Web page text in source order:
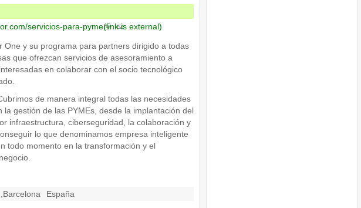
servicios-para-pyme(link is external)
One y su programa para partners dirigido a todas
que ofrezcan servicios de asesoramiento a
en colaborar con el socio tecnológico
de manera integral todas las necesidades
la gestión de las PYMEs, desde la implantación del
infraestructura, ciberseguridad, la colaboración y
lo que denominamos empresa inteligente
todo momento en la transformación y el
Barcelona España